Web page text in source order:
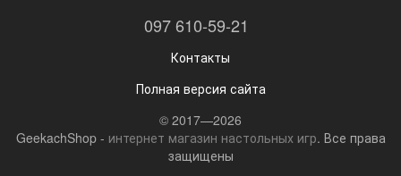
097 610-59-21
Контакты
Полная версия сайта
© 2017—2026
GeekachShop - интернет магазин настольных игр. Все права
защищены